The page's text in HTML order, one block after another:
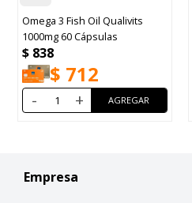
Omega 3 Fish Oil Qualivits
1000mg 60 Cápsulas
$ 838
$ 712
- +
Empresa